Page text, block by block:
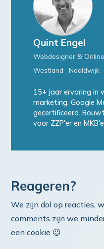
Quint Engel
Webdesigner &
Westland · Naaldwijk
15+ jaar ervaring in
marketing. Google
gecertificeerd.
voor ZZP'er en
Reageren?
We zijn dol op reacties,
comments zijn we
een cookie 😉